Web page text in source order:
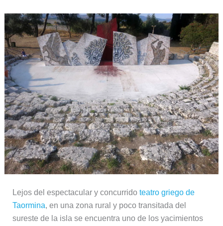
Lejos del espectacular y concurrido teatro griego de
Taormina, en una zona rural y poco transitada del
sureste de la isla se encuentra uno de los yacimientos